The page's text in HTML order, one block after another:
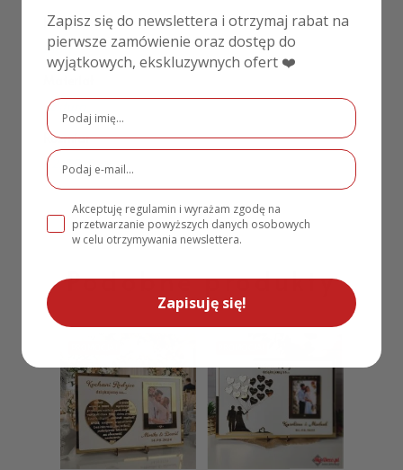
Kolor
Biały
Tektura
Rozmiar
42x30x5 cm
Podobne produkty
Zapisz się do newslettera i otrzymaj rabat na
pierwsze zamówienie oraz dostęp do
wyjątkowych, ekskluzywnych ofert ❤️
Akceptuję regulamin i wyrażam zgodę na
przetwarzanie powyższych danych osobowych
w celu otrzymywania newslettera.
Zapisuję się!